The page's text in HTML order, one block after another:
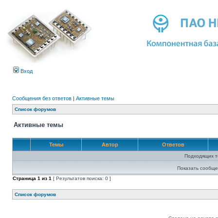
Вход
Сообщения без ответов | Активные темы
Список форумов
Активные темы
Темы Автор Ответов
Подходящих
Показать
Страница 1 из 1 [ Результатов поиска: 0 ]
Список форумов